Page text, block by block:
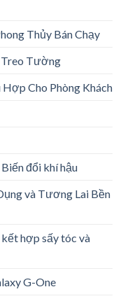
Thủy Bán Chạy
Treo Tường
Cho Phòng Khách
đổi khí hậu
và Tương Lai Bền
hợp sấy tóc và
G-One